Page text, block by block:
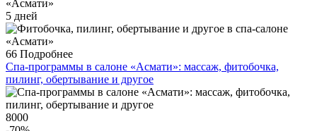
5 дней
66 Подробнее
Спа-программы в салоне «Асмати»: массаж, фитобочка,
пилинг, обертывание и другое
8000